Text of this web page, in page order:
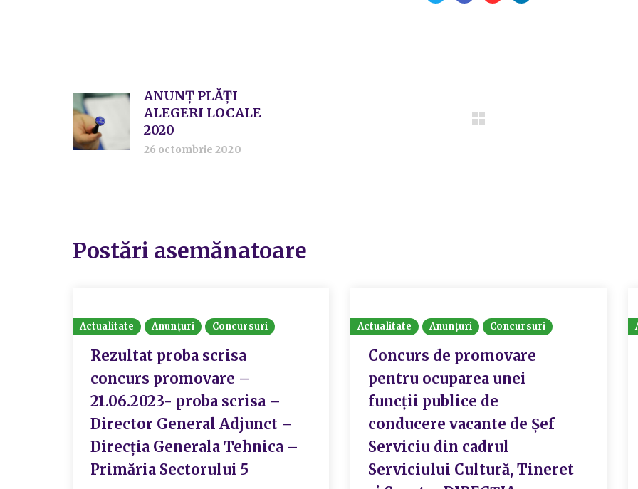
ANUNȚ PLĂȚI
ALEGERI LOCALE
2020
26 octombrie 2020
Postări asemănatoare
Actualitate Anunțuri Concursuri
Rezultat proba scrisa
concurs promovare –
21.06.2023- proba scrisa –
Director General Adjunct –
Direcția Generala Tehnica –
Primăria Sectorului 5
Actualitate Anunțuri Concursuri
Concurs de promovare
pentru ocuparea unei
funcții publice de
conducere vacante de Șef
Serviciu din cadrul
Serviciului Cultură, Tineret